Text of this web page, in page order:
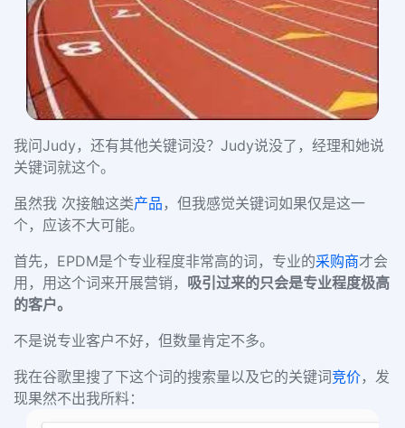
我问Judy，还有其他关键词没？Judy说没了，经理和她说
关键词就这个。
虽然我 次接触这类产品 ，但我感觉关键词如果仅是这一
个，应该不大可能。
首先，EPDM是个专业程度非常高的词，专业的采购商才会
用，用这个词来开展营销， 吸引过来的只会是专业程度极高
的客户。
不是说专业客户不好，但数量肯定不多。
我在谷歌里搜了下这个词的搜索量以及它的关键词竞价，发
现果然不出我所料：